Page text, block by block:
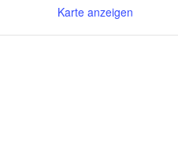
Karte anzeigen